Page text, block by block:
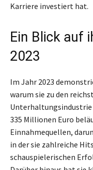
Karriere investiert hat.
Ein Blick auf
2023
Im Jahr 2023
warum sie zu den
Unterhaltungsindustrie
335 Millionen Euro
Einnahmequellen,
in der sie zahlreiche
schauspielerischen